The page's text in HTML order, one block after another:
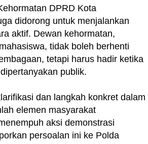
DPRD Kota
didorong untuk menjalankan
aktif. Dewan kehormatan,
tidak boleh berhenti
tetapi harus hadir ketika
publik.
dan langkah konkret dalam
elemen masyarakat
aksi demonstrasi
persoalan ini ke Polda